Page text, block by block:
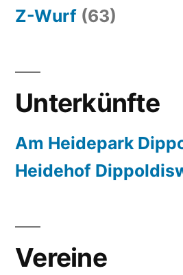
Z-Wurf (63)
Unterkünfte
Am Heidepark
Heidehof
Vereine